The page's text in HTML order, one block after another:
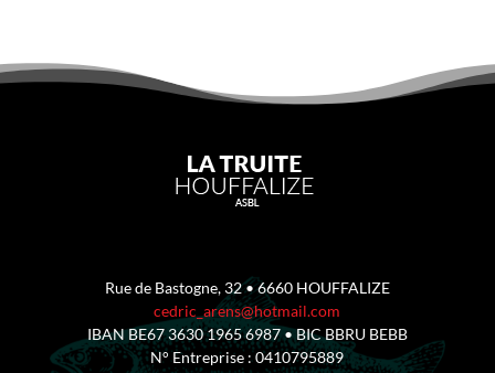
Rue de Bastogne, 32 • 6660 HOUFFALIZE
cedric_arens@hotmail.com
IBAN BE67 3630 1965 6987 • BIC BBRU BEBB
N° Entreprise : 0410795889